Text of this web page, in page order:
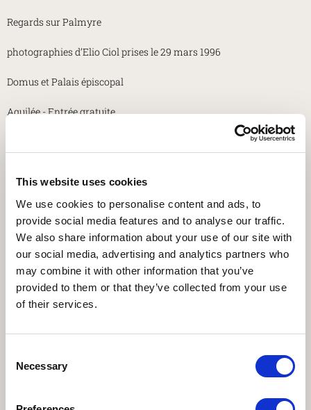
This website uses cookies
We use cookies to personalise content and ads, to
provide social media features and to analyse our traffic.
We also share information about your use of our site with
our social media, advertising and analytics partners who
may combine it with other information that you’ve
provided to them or that they’ve collected from your use
of their services.
Selection
Necessary
Regards sur Palmyre
photographies d’Elio Ciol prises le 29 mars 1996
Domus et Palais épiscopal
Aquilée - Entrée gratuite
photographique « Regards sur Palmyre, photographies d’Elio Ciol
prises le 29 mars 1996 », qui se tiendra dans les nouveaux espaces
de la domus et du palais épiscopal de Piazza Capitolo et sera
composé de vingt précieuses photographies inédites de la ville
avant sa récente destruction. La sculpture « Les Mémoires de
Zénobie » de l’artiste syrien contemporain Elias Naman,
généreusement prêtée par Danieli, sera également exposée sur la
son regard, le drame que vit actuellement ce pays. Le public pourra
différents thèmes permettant d’approfondir sur ce sujet, tenues
Proche-Orient à l’Université d’Udine et directeur des missions